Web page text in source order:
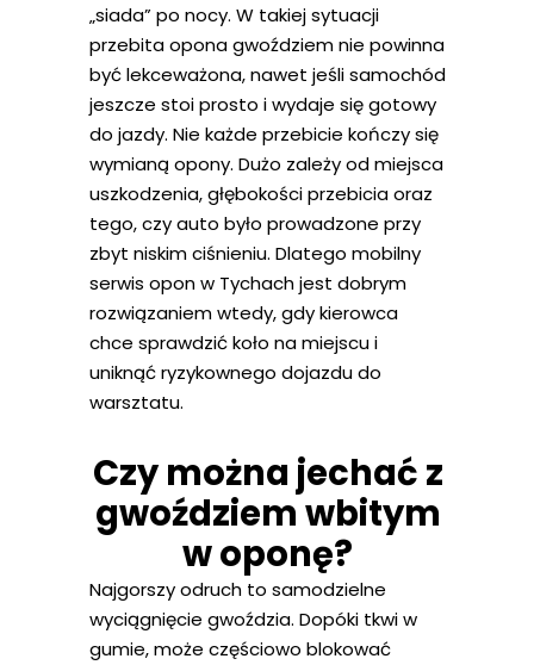
„siada” po nocy. W takiej sytuacji
przebita opona gwoździem nie powinna
być lekceważona, nawet jeśli samochód
jeszcze stoi prosto i wydaje się gotowy
do jazdy. Nie każde przebicie kończy się
wymianą opony. Dużo zależy od miejsca
uszkodzenia, głębokości przebicia oraz
tego, czy auto było prowadzone przy
zbyt niskim ciśnieniu. Dlatego mobilny
serwis opon w Tychach jest dobrym
rozwiązaniem wtedy, gdy kierowca
chce sprawdzić koło na miejscu i
uniknąć ryzykownego dojazdu do
warsztatu.
Czy można jechać z
gwoździem wbitym
w oponę?
Najgorszy odruch to samodzielne
wyciągnięcie gwoździa. Dopóki tkwi w
gumie, może częściowo blokować